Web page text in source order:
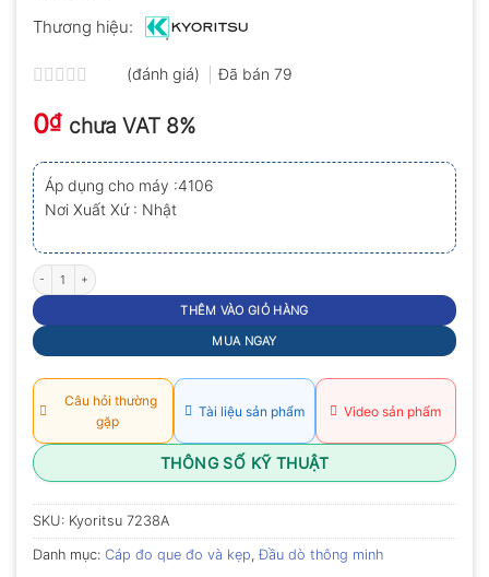
Thương hiệu:
xếp
hạng
5
sao
(đánh giá) Đã bán 79
0₫ chưa VAT 8%
Áp dụng cho máy :4106
Nơi Xuất Xứ : Nhật
Kyoritsu 7238A – Phụ Kiện Kyoritsu 7238A số lượng
THÊM VÀO GIỎ HÀNG
MUA NGAY
Câu hỏi thường
gặp
Tài liệu sản phẩm Video sản phẩm
THÔNG SỐ KỸ THUẬT
SKU: Kyoritsu 7238A
Danh mục: Cáp đo que đo và kẹp,Đầu dò thông minh